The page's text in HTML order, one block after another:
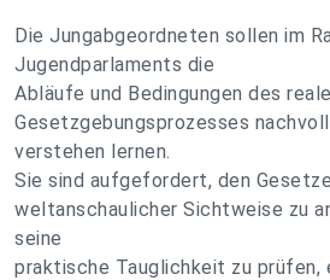
Die Jungabgeordneten sollen im
Jugendparlaments die
Abläufe und Bedingungen des
Gesetzgebungsprozesses
verstehen lernen.
Sie sind aufgefordert, den
weltanschaulicher Sichtweise zu
seine
praktische Tauglichkeit zu prüfen,